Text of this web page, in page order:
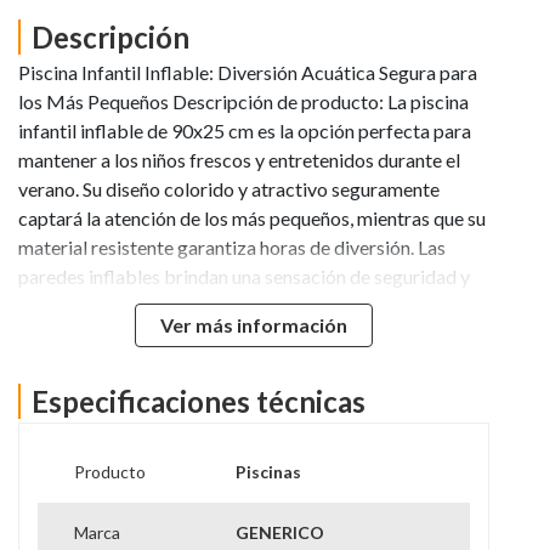
Descripción
Piscina Infantil Inflable: Diversión Acuática Segura para
los Más Pequeños Descripción de producto: La piscina
infantil inflable de 90x25 cm es la opción perfecta para
mantener a los niños frescos y entretenidos durante el
verano. Su diseño colorido y atractivo seguramente
captará la atención de los más pequeños, mientras que su
material resistente garantiza horas de diversión. Las
paredes inflables brindan una sensación de seguridad y
comodidad, y su tamaño compacto permite que sea fácil
de transportar y almacenar. Ideal para patios traseros,
refugio perfecto para los días calurosos. Usos: Esta
piscina inflable es muy fácil de usar. Simplemente
utilizando una bomba de aire, y luego llena el interior con
y disfruta de un refrescante chapuzón. Es ideal para
Ver más información
Especificaciones técnicas
Producto Piscinas
Marca GENERICO